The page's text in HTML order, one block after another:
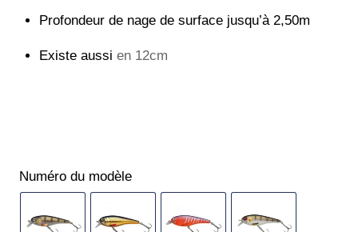
Profondeur de nage de surface jusqu’à 2,50m
Existe aussien 12cm
Numéro du modèle